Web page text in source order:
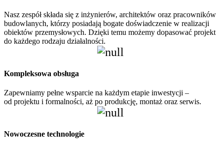
Nasz zespół składa się z inżynierów, architektów oraz pracowników
budowlanych, którzy posiadają bogate doświadczenie w realizacji
obiektów przemysłowych. Dzięki temu możemy dopasować projekt
do każdego rodzaju działalności.
Kompleksowa obsługa
Zapewniamy pełne wsparcie na każdym etapie inwestycji –
od projektu i formalności, aż po produkcję, montaż oraz serwis.
Nowoczesne technologie